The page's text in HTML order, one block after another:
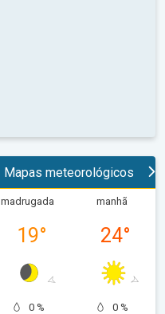
Mapas meteorológicos
madrugada
19°
0 %
manhã
24°
0 %